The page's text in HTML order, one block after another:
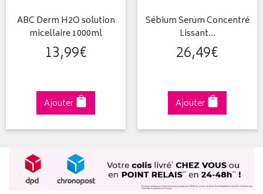
ABC Derm H2O solution
micellaire 1000ml
13,99€
Ajouter
Sébium Serum Concentré
Lissant…
26,49€
Ajouter